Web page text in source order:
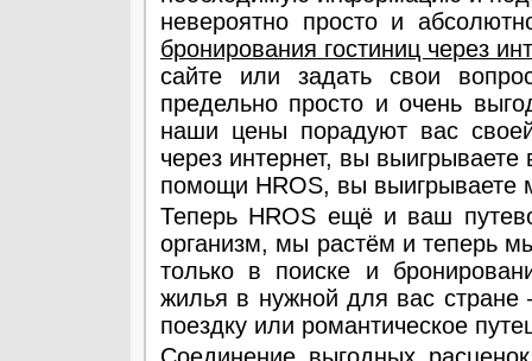
невероятно просто и
бронирования гостиниц через
сайте или задать свои
предельно просто и очень
наши цены порадуют вас
через интернет, вы
помощи HROS, вы выигрываете
Теперь HROS ещё и ваш
организм, мы растём и теперь
только в поиске и
жилья в нужной для вас
поездку или романтическое